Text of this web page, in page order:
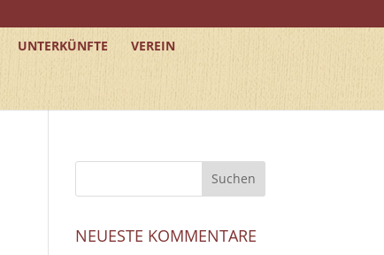
UNTERKÜNFTE
VEREIN
NEUESTE KOMMENTARE